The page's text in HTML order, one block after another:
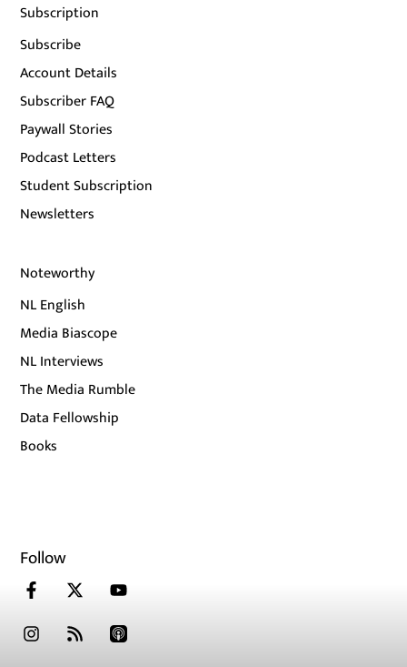
Subscription
Subscribe
Account Details
Subscriber FAQ
Paywall Stories
Podcast Letters
Student Subscription
Newsletters
Noteworthy
NL English
Media Biascope
NL Interviews
The Media Rumble
Data Fellowship
Books
Follow